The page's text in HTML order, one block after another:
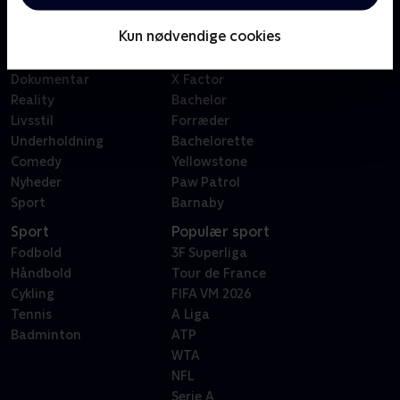
Kun nødvendige cookies
Dokumentar
Reality
Livsstil
Underholdning
Comedy
Nyheder
Sport
Badehotellet
X Factor
Bachelor
Forræder
Bachelorette
Yellowstone
Paw Patrol
Barnaby
Sport
Fodbold
Håndbold
Cykling
Tennis
Badminton
Populær sport
3F Superliga
Tour de France
FIFA VM 2026
A Liga
ATP
WTA
NFL
Serie A